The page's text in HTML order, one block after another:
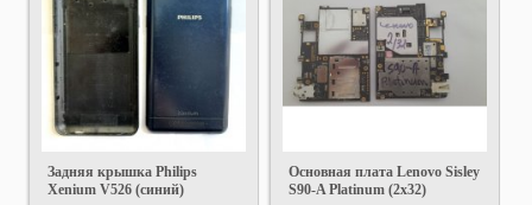
Задняя крышка Philips
Xenium V526 (синий)
Основная плата Lenovo Sisley
S90-A Platinum (2х32)